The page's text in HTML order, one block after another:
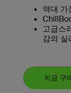
역대 가
고급스
감의 실
지금 구